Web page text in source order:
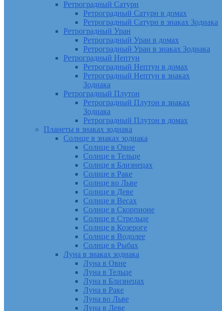
Ретроградный Сатурн
Ретроградный Сатурн в домах
Ретроградный Сатурн в знаках Зодиака
Ретроградный Уран
Ретроградный Уран в домах
Ретроградный Уран в знаках Зодиака
Ретроградный Нептун
Ретроградный Нептун в домах
Ретроградный Нептун в знаках
Зодиака
Ретроградный Плутон
Ретроградный Плутон в знаках
Зодиака
Ретроградный Плутон в домах
Планеты в знаках зодиака
Солнце в знаках зодиака
Солнце в Овне
Солнце в Тельце
Солнце в Близнецах
Солнце в Раке
Солнце во Льве
Солнце в Деве
Солнце в Весах
Солнце в Скорпионе
Солнце в Стрельце
Солнце в Козероге
Солнце в Водолее
Солнце в Рыбах
Луна в знаках зодиака
Луна в Овне
Луна в Тельце
Луна в Близнецах
Луна в Раке
Луна во Льве
Луна в Деве